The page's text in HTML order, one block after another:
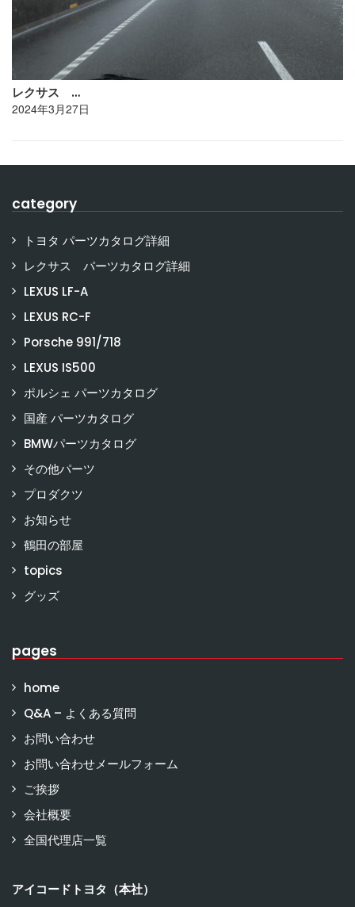
レクサス …
2024年3月27日
category
トヨタ パーツカタログ詳細
レクサス パーツカタログ詳細
LEXUS LF-A
LEXUS RC-F
Porsche 991/718
LEXUS IS500
ポルシェ パーツカタログ
国産 パーツカタログ
BMWパーツカタログ
その他パーツ
プロダクツ
お知らせ
鶴田の部屋
topics
グッズ
pages
home
Q&A – よくある質問
お問い合わせ
お問い合わせメールフォーム
ご挨拶
会社概要
全国代理店一覧
アイコードトヨタ（本社）